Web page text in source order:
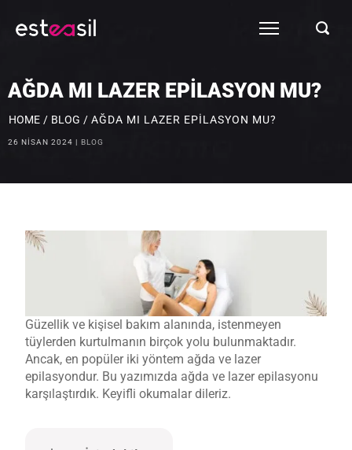
AĞDA MI LAZER EPILASYON MU?
HOME / BLOG / AĞDA MI LAZER EPILASYON MU?
26 NISAN 2024 BLOG
Güzellik ve kişisel bakım alanında, istenmeyen
tüylerden kurtulmanın birçok yolu bulunmaktadır.
Ancak, en popüler iki yöntem ağda ve lazer
epilasyondur. Bu yazımızda ağda ve lazer epilasyonu
karşılaştırdık. Keyifli okumalar dileriz.